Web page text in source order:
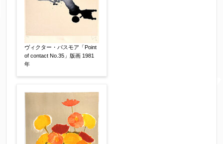
【任意】
メールアドレス
※送信完了後こちらのメールアドレス宛に自動で
送信確認メールをお送りします。もし送信確認メ
ールが受信されない場合は、送信が完了していな
いか、アドレス間違え、迷惑メールフィルター等
ヴィクター・パスモア「Point
of contact No.35」版画 1981
年